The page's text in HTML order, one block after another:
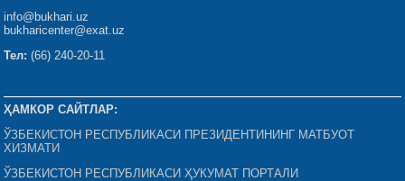
info@bukhari.uz
bukharicenter@exat.uz
Тел: (66) 240-20-11
ҲАМКОР САЙТЛАР:
ЎЗБЕКИСТОН РЕСПУБЛИКАСИ ПРЕЗИДЕНТИНИНГ МАТБУОТ
ХИЗМАТИ
ЎЗБЕКИСТОН РЕСПУБЛИКАСИ ҲУКУМАТ ПОРТАЛИ